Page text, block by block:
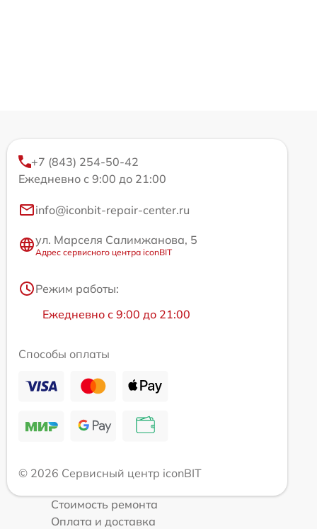
+7 (843) 254-50-42
Ежедневно с 9:00 до 21:00
info@iconbit-repair-center.ru
ул. Марселя Салимжанова, 5
Адрес сервисного центра iconBIT
Режим работы:
Ежедневно с 9:00 до 21:00
Способы оплаты
© 2026 Сервисный центр iconBIT
Стоимость ремонта
Оплата и доставка